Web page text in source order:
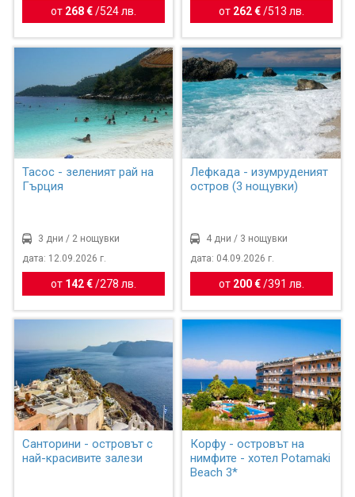
от 268 € /524 лв. от 262 €/513 лв.
Тасос - зеленият рай на
Гърция
3 дни / 2 нощувки
дата: 12.09.2026 г.
от 142 € /278 лв.
Лефкада - изумруденият
остров (3 нощувки)
4 дни / 3 нощувки
дата: 04.09.2026 г.
от 200 €/391 лв.
Санторини - островът с
най-красивите залези
Корфу - островът на
нимфите - хотел Potamaki
Beach 3*